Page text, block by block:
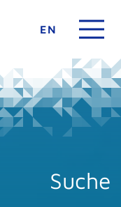
EN
Suche